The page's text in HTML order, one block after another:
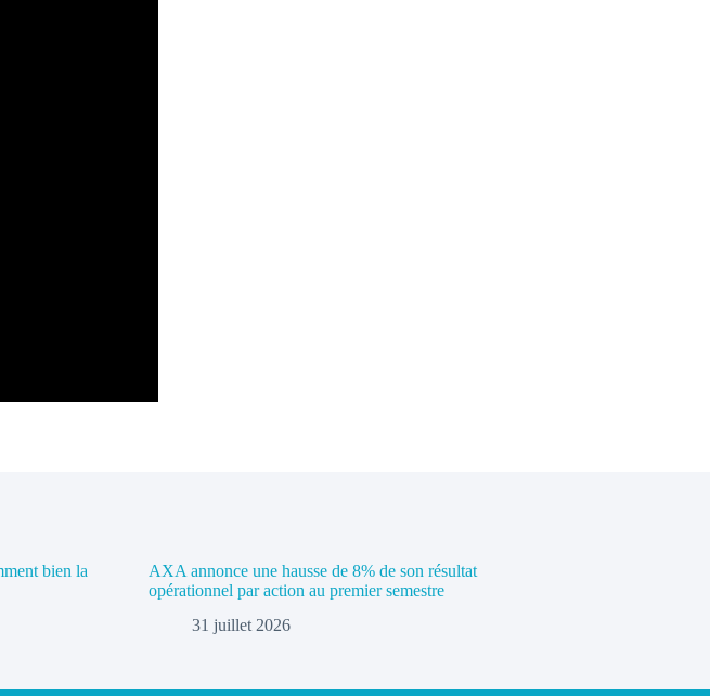
bien la
AXA annonce une hausse de 8% de son résultat
opérationnel par action au premier semestre
31 juillet 2026